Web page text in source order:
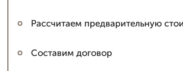
Рассчитаем предварительную
Составим договор